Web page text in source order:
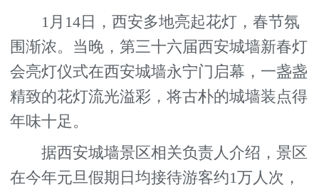
1月14日，西安多地亮起花灯，春节氛
围渐浓。当晚，第三十六届西安城墙新春灯
会亮灯仪式在西安城墙永宁门启幕，一盏盏
精致的花灯流光溢彩，将古朴的城墙装点得
年味十足。
据西安城墙景区相关负责人介绍，景区
在今年元旦假期日均接待游客约1万人次，